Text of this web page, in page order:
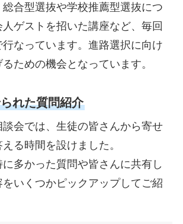
合型選抜や学校推薦型選抜につ
ゲストを招いた講座など、毎回
なっています。進路選択に向け
ための機会となっています。
れた質問紹介
談会では、生徒の皆さんから寄せ
る時間を設けました。
多かった質問や皆さんに共有し
いくつかピックアップしてご紹